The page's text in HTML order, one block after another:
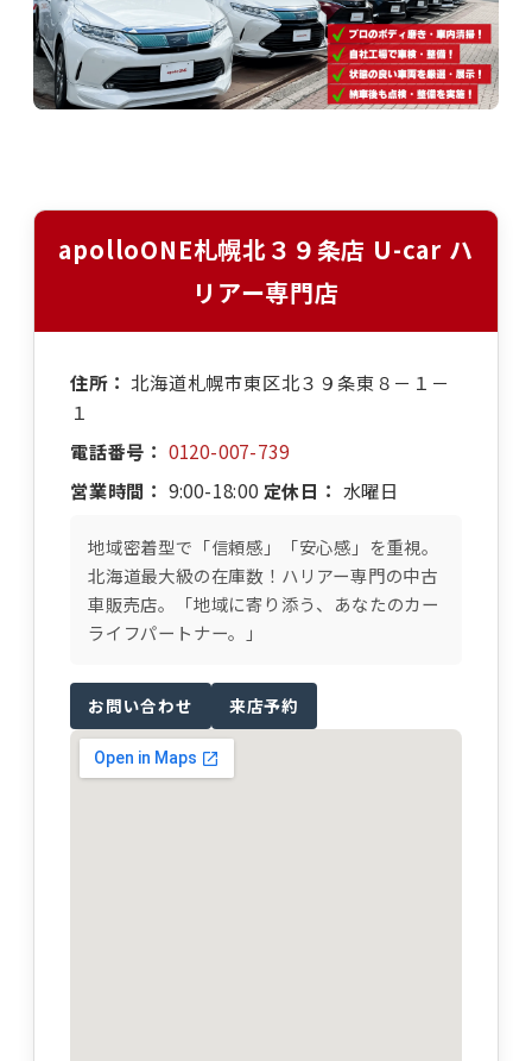
apolloONE札幌北３９条店 U-car ハ
リアー専門店
住所：北海道札幌市東区北３９条東８－１－
１
電話番号： 0120-007-739
営業時間： 9:00-18:00 定休日： 水曜日
地域密着型で「信頼感」「安心感」を重視。
北海道最大級の在庫数！ハリアー専門の中古
車販売店。「地域に寄り添う、あなたのカー
ライフパートナー。」
お問い合わせ 来店予約